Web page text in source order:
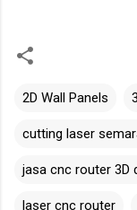
2D Wall Panels
cutting laser
jasa cnc router 3D
laser cnc router